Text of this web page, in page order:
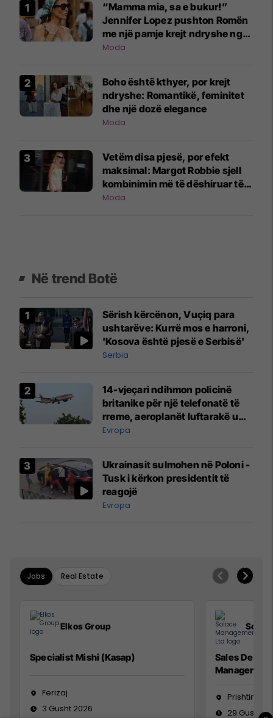
“Mamma mia, sa e bukur!”
Jennifer Lopez pushton Romën
me një pamje krejt ndryshe nga
ajo që jemi mësuar
Moda
Boho është kthyer, por krejt
ndryshe: Romantikë, feminitet
dhe një dozë elegance
Moda
Vetëm disa pjesë, por efekt
maksimal: Margot Robbie sjell
kombinimin më të dëshiruar të
verës
Moda
Në trend Botë
Sërish kërcënon, Vuçiq para
ushtarëve: Kurrë mos e harroni,
'Kosova është pjesë e Serbisë'
Serbia
14-vjeçari ndihmon policinë
britanike për një telefonatë të
rreme, aeroplanët luftarakë u
ngritën në ajër për të
Mançesterit
Evropa
Ukrainasit sulmohen në Poloni -
Tusk i kërkon presidentit të
reagojë
Evropa
Jobs Real Estate
Elkos Group
Specialist Mishi (Kasap)
Ferizaj
3 Gusht 2026
Sales
Manager
Prishtinë
29 Gusht